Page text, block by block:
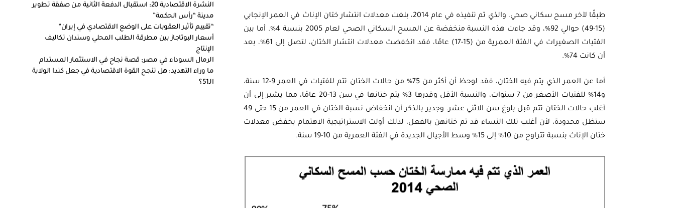
طبقًا لآخر مسح سكاني صحي، والذي تم تنفيذه في عام 2014، بلغت معدلات انتشار ختان الإناث في العمر الإنجابي
(15-49) حوالي 92%، وقد جاءت هذه النسبة منخفضة عن المسح السكاني الصحي لعام 2005 بنسبة 4%. أما بين
الفتيات الصغيرات في الفئة العمرية من (15-17) عامًا، فقد انخفضت معدلات انتشار الختان، لتصل إلى 61%، بعد
أن كانت 74%.
أما عن العمر الذي يتم فيه الختان، فقد لوحظ أن أكثر من 75% من حالات الختان تتم للفتيات في العمر 9-12 سنة،
و14% للفتيات الأصغر من 7 سنوات، والنسبة الأقل وقدرها 3% يتم ختانها في سن 13-20 عامًا، مما يشير إلى أن
أغلب حالات الختان تتم قبل بلوغ سن الاثني عشر. وجدير بالذكر أن انخفاض نسبة الختان في العمر من 15 حتى 49
ستظل محدودة، لأن أغلب تلك النساء قد تم ختانهن بالفعل، لذلك أولت الاستراتيجية الاهتمام بخفض معدلات
ختان الإناث بنسبة تتراوح من 10% إلى 15% وسط الأجيال الجديدة في الفئة العمرية من 10-19 سنة.
النشرة الاقتصادية 20: استقبال الدفعة الثانية من صفقة تطوير
مدينة “رأس الحكمة”
“تقييم تأثير العقوبات على الوضع الاقتصادي في إيران”
أسعار البوتاجاز بين مطرقة الطلب المحلي وسندان تكاليف
الإنتاج
الرمال السوداء في مصر: قصة نجاح في الاستثمار المستدام
ما وراء التهديد: هل تنجح القوة الاقتصادية في جعل كندا الولاية
الـ51؟